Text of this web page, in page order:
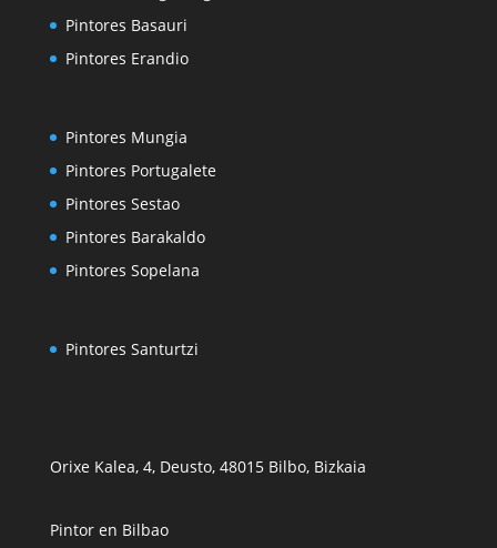
Pintores Basauri
Pintores Erandio
Pintores Mungia
Pintores Portugalete
Pintores Sestao
Pintores Barakaldo
Pintores Sopelana
Pintores Santurtzi
Orixe Kalea, 4, Deusto, 48015 Bilbo, Bizkaia
Pintor en Bilbao